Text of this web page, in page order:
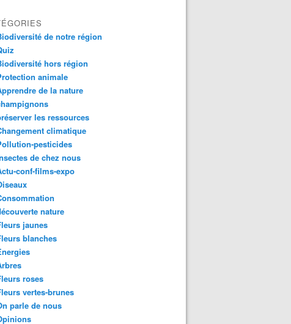
de notre région
hors région
animale
de la nature
les ressources
climatique
pesticides
de chez nous
conf-films-expo
nature
jaunes
blanches
roses
vertes-brunes
parle de nous